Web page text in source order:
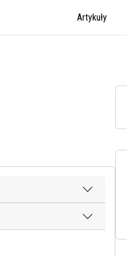
Artykuły